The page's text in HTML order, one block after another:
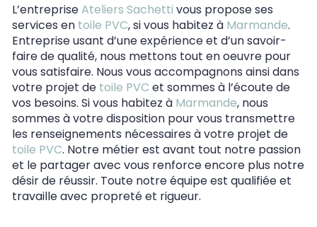
L’entrepriseAteliers Sachetti vous propose ses
services en toile PVC, si vous habitez à Marmande.
Entreprise usant d’une expérience et d’un savoir-
faire de qualité, nous mettons tout en oeuvre pour
vous satisfaire. Nous vous accompagnons ainsi dans
votre projet de toile PVC et sommes à l’écoute de
vos besoins. Si vous habitez à Marmande, nous
sommes à votre disposition pour vous transmettre
les renseignements nécessaires à votre projet de
toile PVC. Notre métier est avant tout notre passion
et le partager avec vous renforce encore plus notre
désir de réussir. Toute notre équipe est qualifiée et
travaille avec propreté et rigueur.